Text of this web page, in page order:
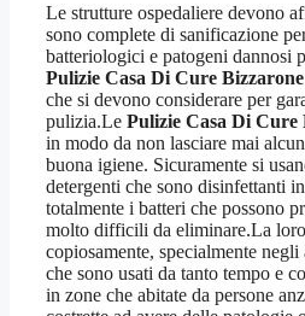
Le strutture ospedaliere devono
sono complete di sanificazione
batteriologici e patogeni dannosi
Pulizie Casa Di Cure Bizzarone
che si devono considerare per
pulizia.Le Pulizie Casa Di Cure
in modo da non lasciare mai
buona igiene. Sicuramente si
detergenti che sono disinfettanti
totalmente i batteri che possono
molto difficili da eliminare.La
copiosamente, specialmente
che sono usati da tanto tempo e
in zone che abitate da persone